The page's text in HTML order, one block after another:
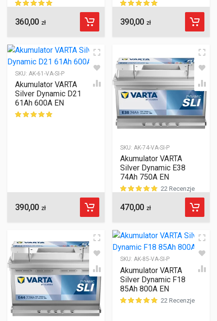
ocen klientów
360,00 zł ocen klientów
390,00 zł
SKU: AK-61-VA-SI-P
Akumulator VARTA
Silver Dynamic D21
61Ah 600A EN
390,00 zł
SKU: AK-74-VA-SI-P
Akumulator VARTA
Silver Dynamic E38
74Ah 750A EN
ocen klientów
22 Recenzje
470,00 zł
SKU: AK-85-VA-SI-P
Akumulator VARTA
Silver Dynamic F18
85Ah 800A EN
22 Recenzje